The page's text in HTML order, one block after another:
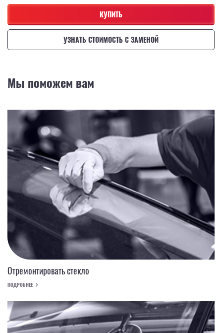
КУПИТЬ
УЗНАТЬ СТОИМОСТЬ С ЗАМЕНОЙ
Мы поможем вам
Отремонтировать стекло
ПОДРОБНЕЕ